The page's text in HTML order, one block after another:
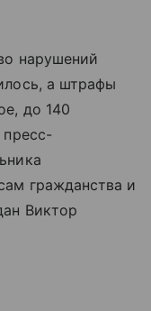
нарушений
а штрафы
до 140
пресс-
гражданства и
Виктор